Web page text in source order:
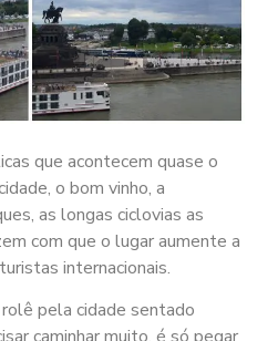
que acontecem quase o
o bom vinho, a
as longas ciclovias as
com que o lugar aumente a
internacionais.
pela cidade sentado